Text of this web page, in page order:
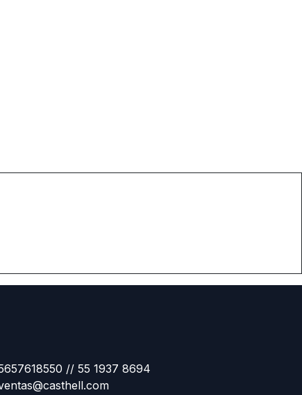
// 55 1937 8694